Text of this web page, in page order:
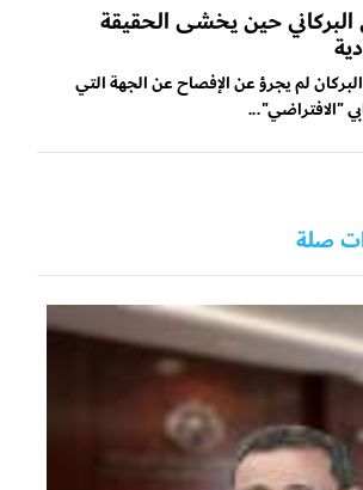
حين يخشى الحقيقة
لم يجرؤ عن الإفصاح عن الجهة التي
"الافتراضي"...
صلة